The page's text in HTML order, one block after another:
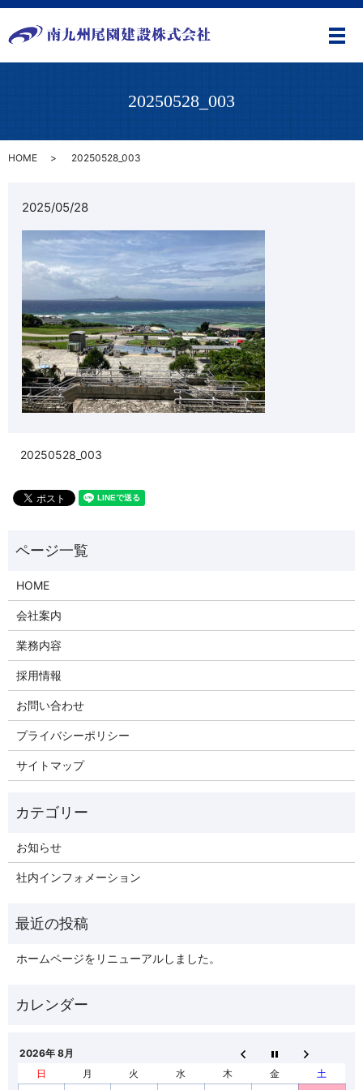
メ
20250528_003
HOME 20250528_003
2025/05/28
20250528_003
HOME
会社案内
業務内容
採用情報
お問い合わせ
プライバシーポリシー
サイトマップ
お知らせ
社内インフォメーション
ホームページをリニューアルしました。
2026年 8月
日
月 火 水 木 金
土